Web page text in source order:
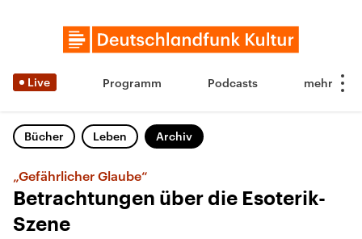
Live Programm Podcasts
Bücher Leben Archiv
„Gefährlicher Glaube“
Betrachtungen über die Esoterik-
Szene